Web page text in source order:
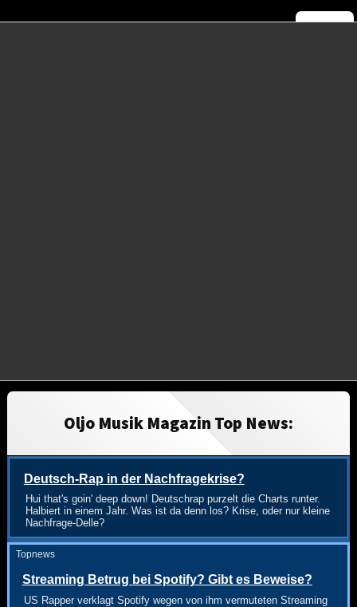
Oljo Musik Magazin Top News:
Deutsch-Rap in der Nachfragekrise?
Hui that's goin' deep down! Deutschrap purzelt die Charts runter.
Halbiert in einem Jahr. Was ist da denn los? Krise, oder nur kleine
Nachfrage-Delle?
Topnews
Streaming Betrug bei Spotify? Gibt es Beweise?
US Rapper verklagt Spotify wegen von ihm vermuteten Streaming